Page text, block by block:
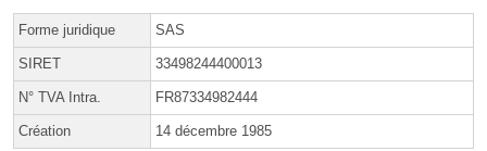
Forme juridique SAS
SIRET 33498244400013
N° TVA Intra. FR87334982444
Création 14 décembre 1985